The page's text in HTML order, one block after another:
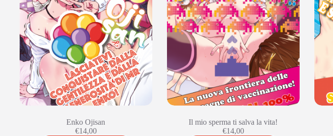
Enko Ojisan
€14,00
Il mio sperma ti salva la vita!
€14,00